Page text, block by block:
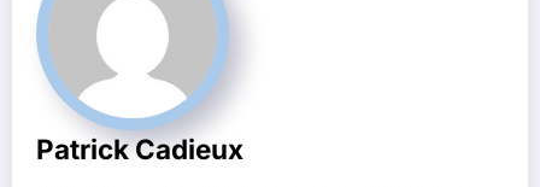
Patrick Cadieux